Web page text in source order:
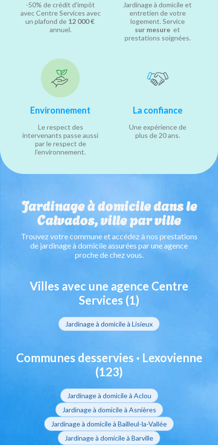
-50% de crédit d'impôt
avec Centre Services avec
un plafond de 12 000 €
annuel.
Jardinage à domicile et
entretien de votre
logement. Service
sur mesure et
prestations soignées.
Environnement
Le respect des
intervenants passe aussi
par le respect de
l'environnement.
La confiance
Une expérience de
plus de 20 ans.
Jardinage à domicile dans le
Calvados, ville par ville
Trouvez votre commune et accédez à nos prestations
de jardinage à domicile assurées par une agence
proche de chez vous.
Villes avec une agence Centre
Services (1)
Jardinage à domicile à Lisieux
Communes desservies · Lexovienne
(123)
Jardinage à domicile à Aclou
Jardinage à domicile à Asnières
Jardinage à domicile à Bailleul-la-Vallée
Jardinage à domicile à Barville